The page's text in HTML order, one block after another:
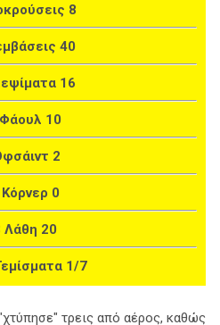
8
40
16
10
2
0
Λάθη 20
1/7
τρεις από αέρος, καθώς